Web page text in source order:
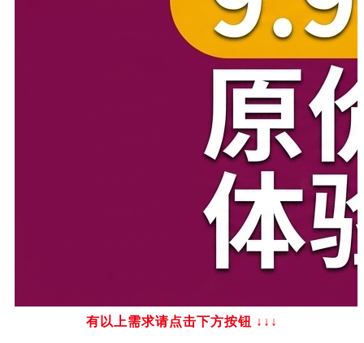
有以上需求请点击下方按钮 ↓↓↓